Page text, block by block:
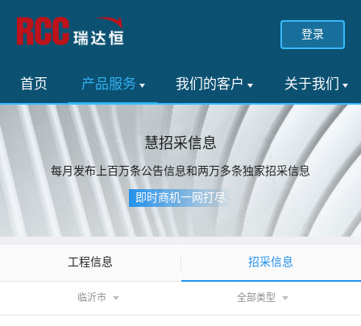
登录
首页 产品服务 我们的客户 关于我们
慧招采信息
每月发布上百万条公告信息和两万多条独家招采信息
即时商机一网打尽
工程信息 招采信息
临沂市 全部类型